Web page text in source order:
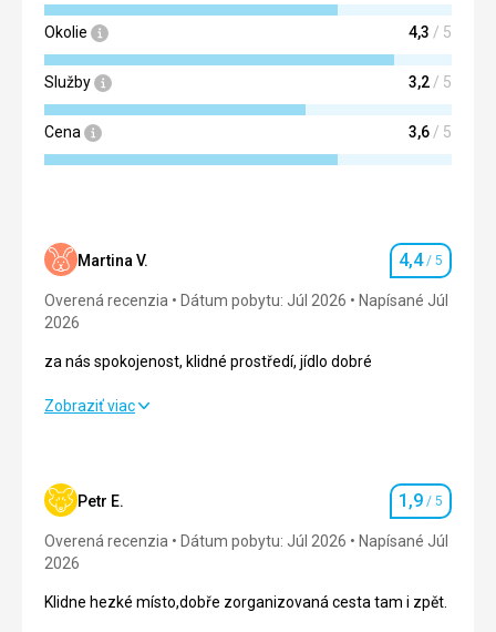
Okolie 4,3 / 5
Služby 3,2 / 5
Cena 3,6 / 5
Martina V. Hodnotenie
4,4/ 5
Overená recenzia Dátum pobytu: Júl 2026
Napísané Júl
2026
za nás spokojenost, klidné prostředí, jídlo dobré
za nás spokojenost, klidné prostředí, jídlo dobré
Ubytovanie 4,0/ 5
Okolie 4,0 / 5
Zobraziť viac
Petr E. Hodnotenie
1,9 / 5
Overená recenzia Dátum pobytu: Júl 2026
Napísané Júl
2026
Klidne hezké místo,dobře zorganizovaná cesta tam i zpět.